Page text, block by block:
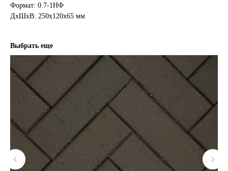
Формат: 0.7-1НФ
ДxШxВ: 250x120x65 мм
Выбрать еще